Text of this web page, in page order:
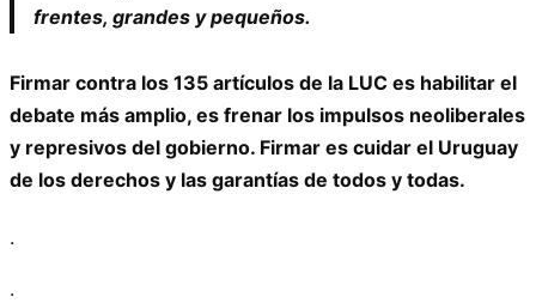
frentes, grandes y pequeños.
Firmar contra los 135 artículos de la LUC es habilitar el
debate más amplio, es frenar los impulsos neoliberales
y represivos del gobierno. Firmar es cuidar el Uruguay
de los derechos y las garantías de todos y todas.
.
.